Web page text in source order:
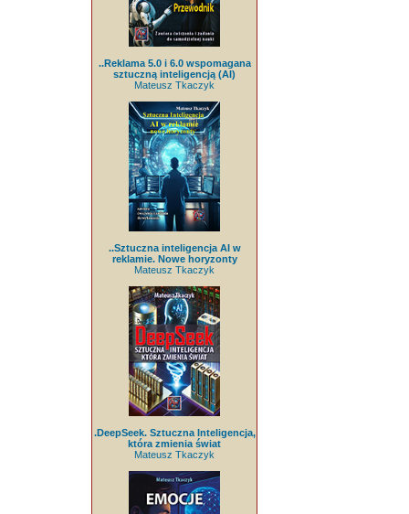
..Reklama 5.0 i 6.0 wspomagana
sztuczną inteligencją (AI)
Mateusz Tkaczyk
..Sztuczna inteligencja AI w
reklamie. Nowe horyzonty
Mateusz Tkaczyk
.DeepSeek. Sztuczna Inteligencja,
która zmienia świat
Mateusz Tkaczyk